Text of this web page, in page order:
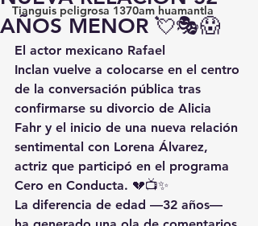
Tianguis peligrosa 1370am huamantla
AÑOS MENOR 💘🎭😱
El actor mexicano Rafael
Inclan vuelve a colocarse en el centro
de la conversación pública tras
confirmarse su divorcio de Alicia
Fahr y el inicio de una nueva relación
sentimental con Lorena Álvarez,
actriz que participó en el programa
Cero en Conducta. 💔📺✨
La diferencia de edad —32 años—